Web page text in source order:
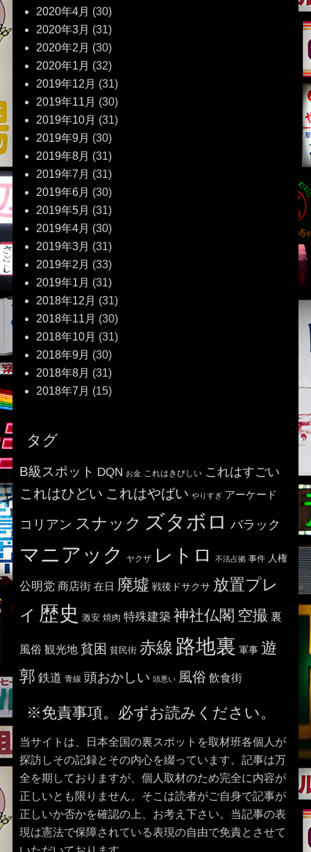
2020年4月 (30)
2020年3月 (31)
2020年2月 (30)
2020年1月 (32)
2019年12月 (31)
2019年11月 (30)
2019年10月 (31)
2019年9月 (30)
2019年8月 (31)
2019年7月 (31)
2019年6月 (30)
2019年5月 (31)
2019年4月 (30)
2019年3月 (31)
2019年2月 (33)
2019年1月 (31)
2018年12月 (31)
2018年11月 (30)
2018年10月 (31)
2018年9月 (30)
2018年8月 (31)
2018年7月 (15)
タグ
B級スポット DQN お金 これはきびしい これはすごい
これはひどい これはやばい やりすぎ アーケード
コリアン スナック ズタボロ バラック
マニアック ヤクザ レトロ 不法占拠 事件 人権
公明党 商店街 在日 廃墟 戦後ドサクサ 放置プレ
イ 歴史 激安 焼肉 特殊建築 神社仏閣 空撮 裏
風俗 観光地 貧困 貧民街 赤線 路地裏 軍事 遊
郭 鉄道 青線 頭おかしい 頭悪い 風俗 飲食街
※免責事項。必ずお読みください。
当サイトは、日本全国の裏スポットを取材班各個人が
探訪しその記録とその内心を綴っています。記事は万
全を期しておりますが、個人取材のため完全に内容が
正しいとも限りません。そこは読者がご自身で記事が
正しいか否かを確認の上、お考え下さい。当記事の表
現は憲法で保障されている表現の自由で免責とさせて